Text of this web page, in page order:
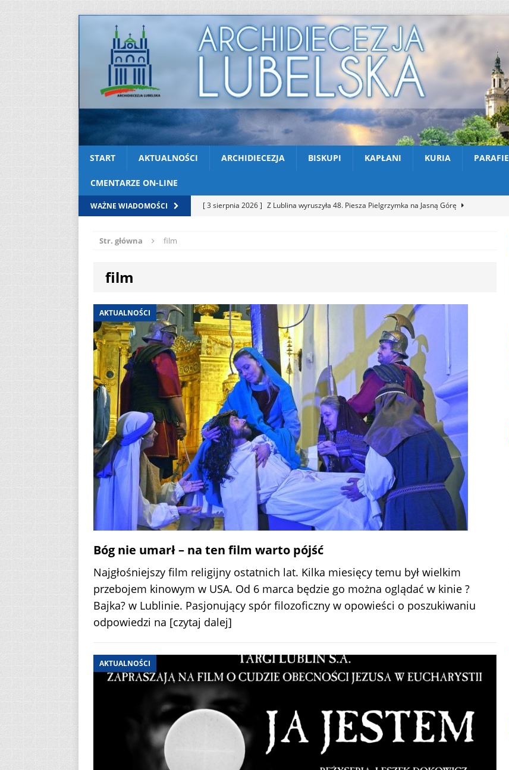
START AKTUALNOŚCI ARCHIDIECEZJA BISKUPI KAPŁANI KURIA PARAFIE
CMENTARZE ON-LINE
WAŻNE WIADOMOŚCI [ 3 sierpnia 2026 ] Z Lublina wyruszyła 48. Piesza Pielgrzymka na Jasną Górę
12
AKTUALNOŚCI
[ 6 sierpnia 2026 ]
Zmarł ks. Ryszard Sowa AKTUALNOŚCI
Str. główna film
film
AKTUALNOŚCI
Bóg nie umarł – na ten film warto pójść
Najgłośniejszy film religijny ostatnich lat. Kilka miesięcy temu był wielkim
przebojem kinowym w USA. Od 6 marca będzie go można oglądać w kinie ?
Bajka? w Lublinie. Pasjonujący spór filozoficzny w opowieści o poszukiwaniu
odpowiedzi na [czytaj dalej]
AKTUALNOŚCI